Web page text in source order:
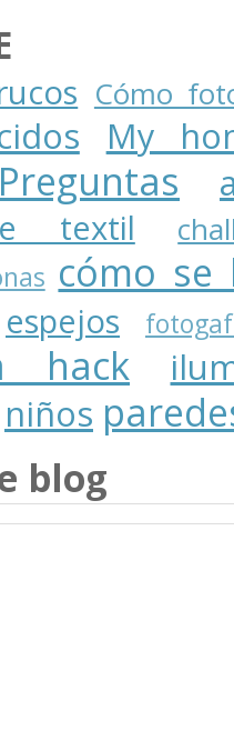
Cómo
My
textil
cómo se
espejos
hack
niños
blog